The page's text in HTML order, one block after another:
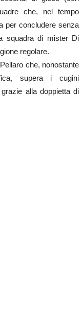
che, nel tempo
per concludere senza
squadra di mister Di
regolare.
che, nonostante
supera i cugini
alla doppietta di